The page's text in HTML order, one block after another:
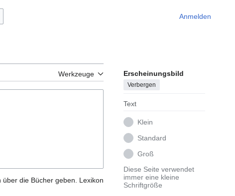
Anmelden
Werkzeuge Erscheinungsbild
Verbergen
Text
Klein
Standard
Groß
Diese Seite verwendet
immer eine kleine
Schriftgröße
die Bücher geben. Lexikon